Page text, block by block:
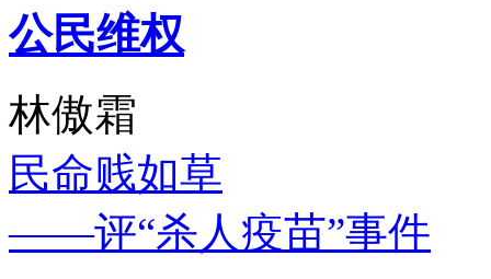
公民维权
林傲霜
民命贱如草
——评“杀人疫苗”事件